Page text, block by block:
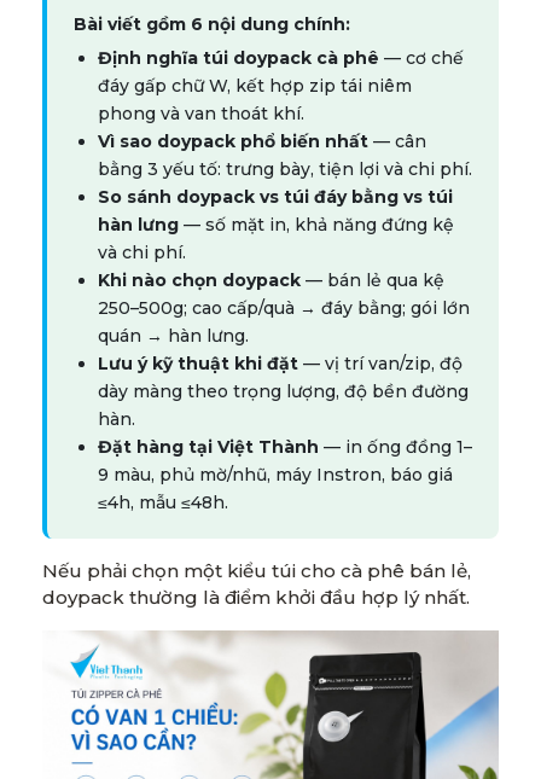
Bài viết gồm 6 nội dung chính:
Định nghĩa túi doypack cà phê — cơ chế
đáy gấp chữ W, kết hợp zip tái niêm
phong và van thoát khí.
Vì sao doypack phổ biến nhất — cân
bằng 3 yếu tố: trưng bày, tiện lợi và chi phí.
So sánh doypack vs túi đáy bằng vs túi
hàn lưng — số mặt in, khả năng đứng kệ
và chi phí.
Khi nào chọn doypack — bán lẻ qua kệ
250–500g; cao cấp/quà → đáy bằng; gói lớn
quán → hàn lưng.
Lưu ý kỹ thuật khi đặt — vị trí van/zip, độ
dày màng theo trọng lượng, độ bền đường
hàn.
Đặt hàng tại Việt Thành — in ống đồng 1–
9 màu, phủ mờ/nhũ, máy Instron, báo giá
≤4h, mẫu ≤48h.
Nếu phải chọn một kiểu túi cho cà phê bán lẻ,
doypack thường là điểm khởi đầu hợp lý nhất.